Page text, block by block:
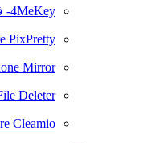
4MeKey- فتح قفل التنشيط للآيفون
PixPretty
Mirror
Deleter
Cleamio